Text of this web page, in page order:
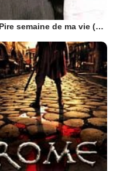
La Pire semaine de ma vie (UK)